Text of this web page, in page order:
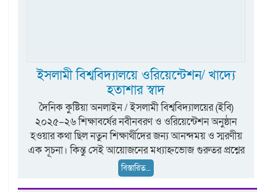
ইসলামী বিশ্ববিদ্যালয়ে ওরিয়েন্টেশন/ খাদ্যে
হতাশার স্বাদ
দৈনিক কুষ্টিয়া অনলাইন / ইসলামী বিশ্ববিদ্যালয়ের (ইবি)
২০২৫–২৬ শিক্ষাবর্ষের নবীনবরণ ও ওরিয়েন্টেশন অনুষ্ঠান
হওয়ার কথা ছিল নতুন শিক্ষার্থীদের জন্য আনন্দময় ও স্মরণীয়
এক সূচনা। কিন্তু সেই আয়োজনের মধ্যাহ্নভোজ গুরুতর প্রশ্নের
বিস্তারিত...